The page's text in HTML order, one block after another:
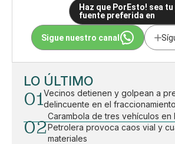
Haz que PorEsto! sea tu
fuente preferida en
Sigue nuestro canal
LO ÚLTIMO
01Vecinos detienen y golpean a
delincuente en el
02
Carambola de tres vehículos en
Petrolera provoca caos vial y
materiales